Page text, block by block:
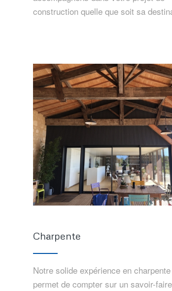
construction quelle que soit sa
Charpente
Notre solide expérience en
permet de compter sur un savoir-